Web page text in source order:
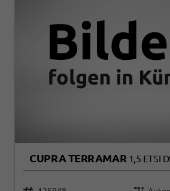
CUPRA TERRAMAR 1,5 ETSI